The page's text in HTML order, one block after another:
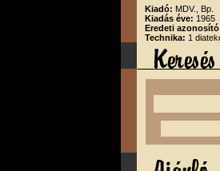
Kiadó: MDV., Bp.
Kiadás éve: 1965
Eredeti
Technika: 1